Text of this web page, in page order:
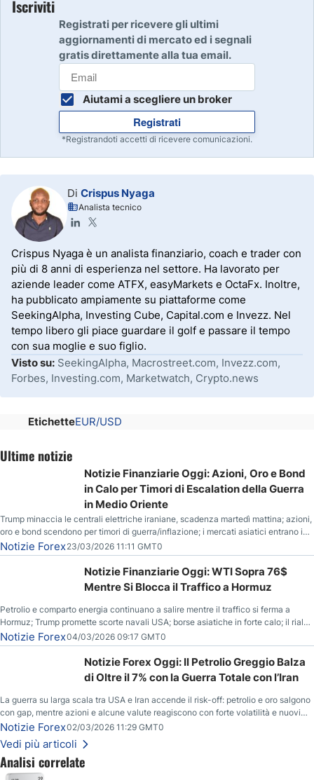
Iscriviti
Registrati per ricevere gli ultimi
aggiornamenti di mercato ed i segnali
gratis direttamente alla tua email.
Aiutami a scegliere un broker
Registrati
*Registrandoti accetti di ricevere comunicazioni.
Di Crispus Nyaga
Analista tecnico
Crispus Nyaga è un analista finanziario, coach e trader con
più di 8 anni di esperienza nel settore. Ha lavorato per
aziende leader come ATFX, easyMarkets e OctaFx. Inoltre,
ha pubblicato ampiamente su piattaforme come
SeekingAlpha, Investing Cube, Capital.com e Invezz. Nel
tempo libero gli piace guardare il golf e passare il tempo
con sua moglie e suo figlio.
Visto su: SeekingAlpha, Macrostreet.com, Invezz.com,
Forbes, Investing.com, Marketwatch, Crypto.news
EtichetteEUR/USD
Ultime notizie
Notizie Finanziarie Oggi: Azioni, Oro e Bond
in Calo per Timori di Escalation della Guerra
in Medio Oriente
Trump minaccia le centrali elettriche iraniane, scadenza martedì mattina; azioni,
oro e bond scendono per timori di guerra/inflazione; i mercati asiatici entrano in
correzione; il petrolio greggio resta stabile.
Notizie Forex23/03/2026 11:11 GMT0
Notizie Finanziarie Oggi: WTI Sopra 76$
Mentre Si Blocca il Traffico a Hormuz
Petrolio e comparto energia continuano a salire mentre il traffico si ferma a
Hormuz; Trump promette scorte navali USA; borse asiatiche in forte calo; il rialzo
del gas naturale mette pressione all’euro.
Notizie Forex04/03/2026 09:17 GMT0
Notizie Forex Oggi: Il Petrolio Greggio Balza
di Oltre il 7% con la Guerra Totale con l’Iran
La guerra su larga scala tra USA e Iran accende il risk-off: petrolio e oro salgono
con gap, mentre azioni e alcune valute reagiscono con forte volatilità e nuovi
livelli da monitorare.
Notizie Forex02/03/2026 11:29 GMT0
Vedi più articoli
Analisi correlate